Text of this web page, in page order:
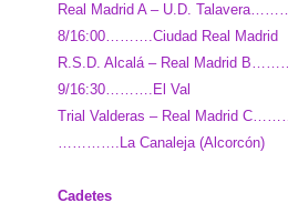
Real Madrid A – U.D.
8/16:00……….Ciudad Real Madrid
R.S.D. Alcalá – Real Madrid
9/16:30……….El Val
Trial Valderas – Real Madrid
………….La Canaleja (Alcorcón)
Cadetes